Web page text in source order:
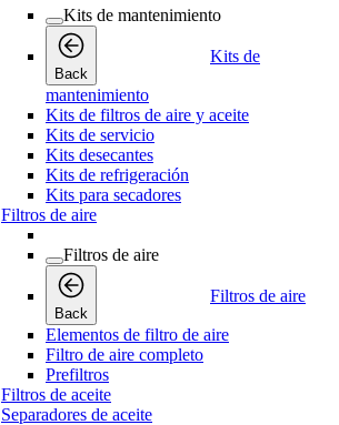
Kits de mantenimiento
Back
Kits de
mantenimiento
Kits de filtros de aire y aceite
Kits de servicio
Kits desecantes
Kits de refrigeración
Kits para secadores
Filtros de aire
Filtros de aire
Back
Filtros de aire
Elementos de filtro de aire
Filtro de aire completo
Prefiltros
Filtros de aceite
Separadores de aceite